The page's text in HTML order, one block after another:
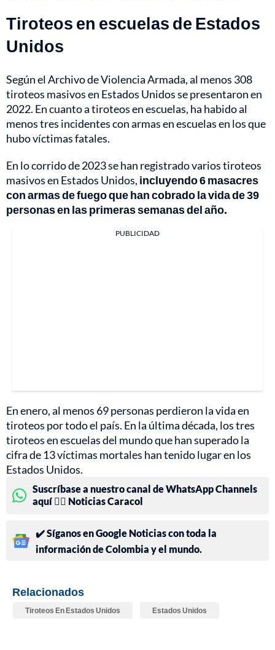
Tiroteos en escuelas de Estados
Unidos
Según el Archivo de Violencia Armada, al menos 308
tiroteos masivos en Estados Unidos se presentaron en
2022. En cuanto a tiroteos en escuelas, ha habido al
menos tres incidentes con armas en escuelas en los que
hubo víctimas fatales.
En lo corrido de 2023 se han registrado varios tiroteos
masivos en Estados Unidos, incluyendo 6 masacres
con armas de fuego que han cobrado la vida de 39
personas en las primeras semanas del año.
PUBLICIDAD
En enero, al menos 69 personas perdieron la vida en
tiroteos por todo el país. En la última década, los tres
tiroteos en escuelas del mundo que han superado la
cifra de 13 víctimas mortales han tenido lugar en los
Estados Unidos.
Suscríbase a nuestro canal de WhatsApp Channels
aquí 👉🏻 Noticias Caracol
✔️ Síganos en Google Noticias con toda la
información de Colombia y el mundo.
Relacionados
Tiroteos En Estados Unidos Estados Unidos